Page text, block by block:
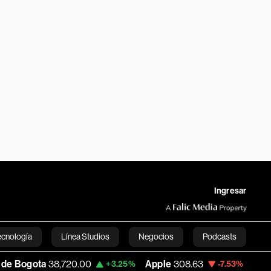
Ingresar
Línea Studios Negocios Podcasts
English+3.25% Apple 308.63 -7.53% USD COP